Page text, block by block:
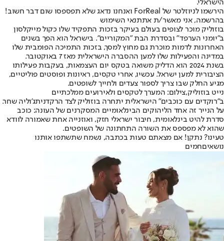
הישראלי.
הירשמו לניוזלטר של ForReal ואנחנו נדאג שלא תפספסו שום דבר חשוב!
בהרשמה, אני מאשר/ת אתתנאי השימוש
בוזוליק מוכר לצופים בעולם בעיקר בזכות התפקיד שלו כקול מייקלסון
ב"יומני הערפד" ובסדרת הבת "המקוריים". בישראל הוא הפך בשנים
האחרונות לדמות מוכרת גם מחוץ למסך, בזכות התמיכה הפומבית שלו
במדינה והפעילות שלו למען ההסברה הישראלית מאז 7 באוקטובר.
בשנת 2024 הוא הדליק משואה בטקס יום העצמאות, בעקבות פעילותו
הציבורית למען ישראל. עכשיו, אחרי טקסים, ראיונות ופוסטים פוליטיים,
מגיע החלק שבו צריך לספור צעדים ולחייך לשופטים.
נייט בוזוליק,צילום: המערך לטקסים ולאירועים ממלכתיים
ב"רוקדים עם כוכבים" הישראלית יתחרה בוזוליק לצד הרקדניתג'וליה שחר.
על הנייר זה אחד הליהוקים הבינלאומיים המסקרנים של העונה: כוכב
סדרת להיט בינלאומית, חיבור ישראלי חזק, ואוזנייה אחת שאמורה לוודא
שהוא לא מפספס את השורה התחתונה של השופטים.
טעינו? נתקן! אם מצאתם טעות בכתבה, נשמח שתשתפו אותנו
נושאיםחמים